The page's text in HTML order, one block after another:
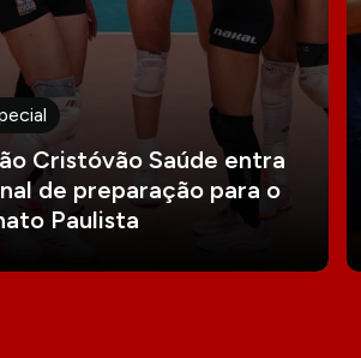
Cristóvão Saúde entra
de preparação para o
Paulista